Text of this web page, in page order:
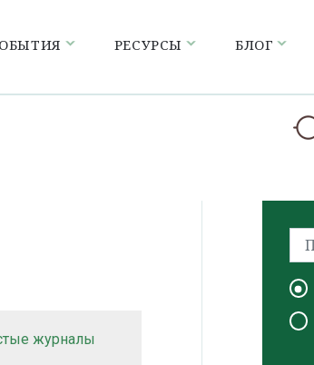
РЕСУРСЫ БЛОГ
журналы